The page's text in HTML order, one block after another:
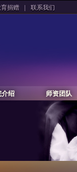
捐赠 | 联系我们
介绍 师资团队